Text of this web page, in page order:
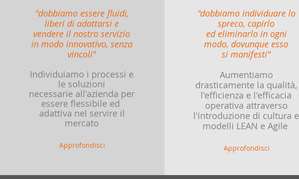
"dobbiamo essere fluidi,
liberi di adattarsi e
vendere il nostro servizio
in modo innovativo, senza
vincoli"
Individuiamo i processi e
le soluzioni
necessarie all'azienda per
essere flessibile ed
adattiva nel servire il
mercato
Approfondisci
"dobbiamo individuare lo
spreco, capirlo
ed eliminarlo in ogni
modo, dovunque esso
si manifesti"
Aumentiamo
drasticamente la qualità,
l'efficienza e l'efficacia
operativa attraverso
l'introduzione di cultura e
modelli LEAN e Agile
Approfondisci